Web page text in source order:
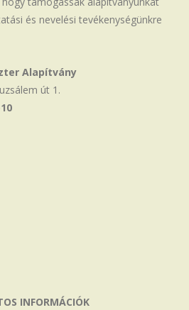
és nevelési tevékenységünkre
Alapítvány
út 1.
INFORMÁCIÓK